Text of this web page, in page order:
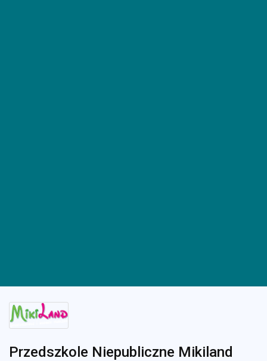
Przedszkole Niepubliczne Mikiland